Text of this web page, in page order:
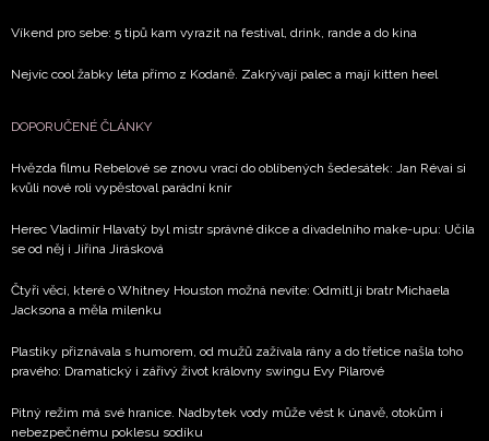
Víkend pro sebe: 5 tipů kam vyrazit na festival, drink, rande a do kina
Nejvíc cool žabky léta přímo z Kodaně. Zakrývají palec a mají kitten heel
DOPORUČENÉ ČLÁNKY
Hvězda filmu Rebelové se znovu vrací do oblíbených šedesátek: Jan Révai si
kvůli nové roli vypěstoval parádní knír
Herec Vladimír Hlavatý byl mistr správné dikce a divadelního make-upu: Učila
se od něj i Jiřina Jirásková
Čtyři věci, které o Whitney Houston možná nevíte: Odmítl ji bratr Michaela
Jacksona a měla milenku
Plastiky přiznávala s humorem, od mužů zažívala rány a do třetice našla toho
pravého: Dramatický i zářivý život královny swingu Evy Pilarové
Pitný režim má své hranice. Nadbytek vody může vést k únavě, otokům i
nebezpečnému poklesu sodíku